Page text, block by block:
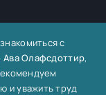
с
Ава Олафсдоттир,
и уважить труд